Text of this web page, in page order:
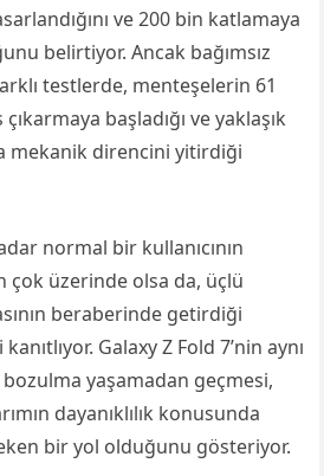
ve 200 bin katlamaya
belirtiyor. Ancak bağımsız
testlerde, menteşelerin 61
başladığı ve yaklaşık
mekanik direncini yitirdiği
normal bir kullanıcının
çok üzerinde olsa da, üçlü
beraberinde getirdiği
Galaxy Z Fold 7’nin aynı
yaşamadan geçmesi,
dayanıklılık konusunda
bir yol olduğunu gösteriyor.